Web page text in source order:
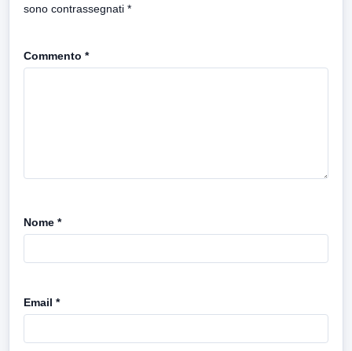
sono contrassegnati *
Commento *
Nome *
Email *